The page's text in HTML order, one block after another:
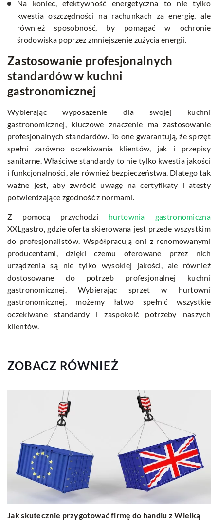
Na koniec, efektywność energetyczna to nie tylko
kwestia oszczędności na rachunkach za energię, ale
również sposobność, by pomagać w ochronie
środowiska poprzez zmniejszenie zużycia energii.
Zastosowanie profesjonalnych
standardów w kuchni
gastronomicznej
Wybierając wyposażenie dla swojej kuchni
gastronomicznej, kluczowe znaczenie ma zastosowanie
profesjonalnych standardów. To one gwarantują, że sprzęt
spełni zarówno oczekiwania klientów, jak i przepisy
sanitarne. Właściwe standardy to nie tylko kwestia jakości
i funkcjonalności, ale również bezpieczeństwa. Dlatego tak
ważne jest, aby zwrócić uwagę na certyfikaty i atesty
potwierdzające zgodność z normami.
Z pomocą przychodzi hurtownia gastronomiczna
XXLgastro, gdzie oferta skierowana jest przede wszystkim
do profesjonalistów. Współpracują oni z renomowanymi
producentami, dzięki czemu oferowane przez nich
urządzenia są nie tylko wysokiej jakości, ale również
dostosowane do potrzeb profesjonalnej kuchni
gastronomicznej. Wybierając sprzęt w hurtowni
gastronomicznej, możemy łatwo spełnić wszystkie
oczekiwane standardy i zaspokoić potrzeby naszych
klientów.
ZOBACZ RÓWNIEŻ
Jak skutecznie przygotować firmę do handlu z Wielką